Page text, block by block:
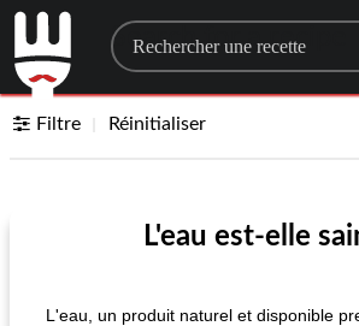
Search for a recipe
Filtre Réinitialiser
L'eau est-elle
L'eau, un produit naturel et disponible